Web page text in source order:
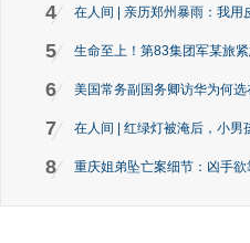
4 在人间 | 亲历郑州暴雨：我用
5 生命至上！第83集团军某旅
6 美国常务副国务卿访华为何
7 在人间 | 红绿灯被淹后，小男
8 重庆姐弟坠亡案细节：凶手